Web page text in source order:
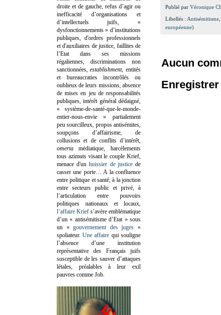
Publié par Véronique
Libellés : Antisémitisme
européenne)
Aucun
droite et de gauche, refus d’agir ou
inefficacité d’organisations et
d’intellectuels juifs, «
dysfonctionnements » d’institutions
publiques, d'ordres professionnels
et d'auxiliaires de justice, faillites de
l’Etat dans ses missions
régaliennes, discriminations non
sanctionnées,establishment, entités
et bureaucraties incontrôlés ou
oublieux de leurs missions, absence
de mises en jeu de responsabilités
publiques, intérêt général dédaigné,
« système-de-santé-que-le-monde-
entier-nous-envie » partialement
peu sourcilleux, propos antisémites,
soupçons d’affairisme, de
collusions et de conflits d’intérêt,
omertamédiatique, harcèlements
tous azimuts visant le couple Krief,
menace d'unhuissier de justicede
casser une porte… A la confluence
entre politique et santé, à la jonction
entre secteurs public et privé, à
l’articulation entre pouvoirs
politiques nationaux et locaux,
l’affaire Krief s’avère emblématique
d’un « antisémitisme d’Etat » sous
un «gouvernement des juges »
spoliateur.Une affaire qui souligne
l’absence d’une institution
représentative des Français juifs
susceptible de les sauver d’attaques
létales, préalables à leur exil
pauvres comme Job.